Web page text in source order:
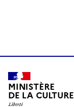
MINISTÈRE
DE LA CULTURE